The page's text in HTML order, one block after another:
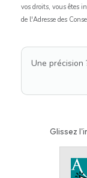
vos droits, vous êtes
de l'Adresse des
Une précision
Glissez